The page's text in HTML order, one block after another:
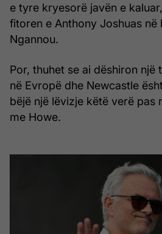
e tyre kryesorë javën e
fitoren e Anthony Joshuas në
Ngannou.
Por, thuhet se ai dëshiron një
në Evropë dhe Newcastle
bëjë një lëvizje këtë verë pas
me Howe.